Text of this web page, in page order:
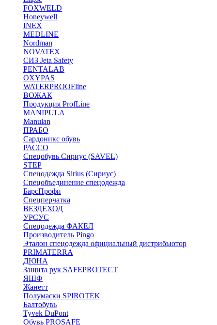
FOXWELD
Honeywell
INEX
MEDLINE
Nordman
NOVATEX
СИЗ Jeta Safety
PENTALAB
OXYPAS
WATERPROOFline
ВОЖАК
Продукция ProfLine
MANIPULA
Manulan
ПРАБО
Сардоникс обувь
РАССО
Спецобувь Сириус (SAVEL)
STEP
Спецодежда Sirius (Сириус)
Спецобъединение спецодежда
БарсПрофи
Спецперчатка
ВЕЗДЕХОД
УРСУС
Спецодежда ФАКЕЛ
Производитель Pingo
Эталон спецодежда официальный дистрибьютор
PRIMATERRA
ДЮНА
Защита рук SAFEPROTECT
ЯШФ
Жанетт
Полумаски SPIROTEK
Балтобувь
Tyvek DuPont
Обувь PROSAFE